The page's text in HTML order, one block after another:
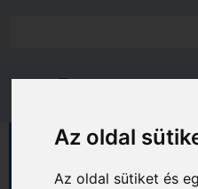
Az oldal
Az oldal sütiket és
HÁZ KERT HOBBY
Világítástechnika